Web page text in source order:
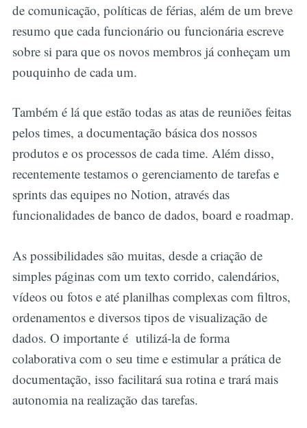
de comunicação, políticas de férias, além de um breve
resumo que cada funcionário ou funcionária escreve
sobre si para que os novos membros já conheçam um
pouquinho de cada um.
Também é lá que estão todas as atas de reuniões feitas
pelos times, a documentação básica dos nossos
produtos e os processos de cada time. Além disso,
recentemente testamos o gerenciamento de tarefas e
sprints das equipes no Notion, através das
funcionalidades de banco de dados, board e roadmap.
As possibilidades são muitas, desde a criação de
simples páginas com um texto corrido, calendários,
vídeos ou fotos e até planilhas complexas com filtros,
ordenamentos e diversos tipos de visualização de
dados. O importante é utilizá-la de forma
colaborativa com o seu time e estimular a prática de
documentação, isso facilitará sua rotina e trará mais
autonomia na realização das tarefas.